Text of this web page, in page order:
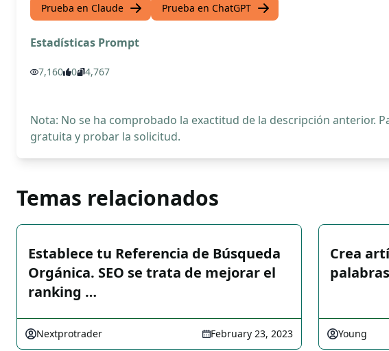
Prueba en Claude Prueba en ChatGPT
Estadísticas Prompt
7,160 0 4,767
Nota: No se ha comprobado la exactitud de la descripción anterior.
gratuita y probar la solicitud.
Temas relacionados
Establece tu Referencia de Búsqueda
Orgánica. SEO se trata de mejorar el
ranking …
Nextprotrader February 23, 2023
Crea
Young